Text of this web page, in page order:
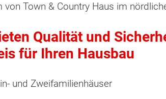
von Town & Country Haus im
Qualität und
für Ihren Hausbau
und Zweifamilienhäuser